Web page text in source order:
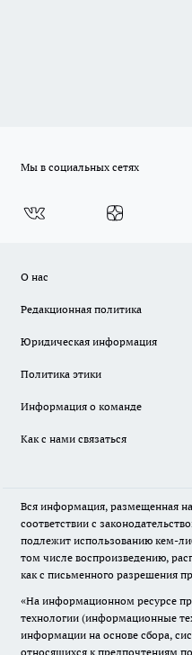
Мы в социальных сетях
О нас
Редакционная политика
Юридическая информация
Политика этики
Информация о команде
Как с нами связаться
Вся информация, размещенная
соответствии с
подлежит использованию кем-
том числе воспроизведению,
как с письменного разрешения
«На информационном ресурсе
технологии (информационные
информации на основе сбора,
относящихся к предпочтениям